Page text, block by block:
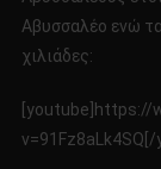
Αβυσσαλέο ενώ
χιλιάδες:
[youtube]https://
v=91Fz8aLk4SQ[/